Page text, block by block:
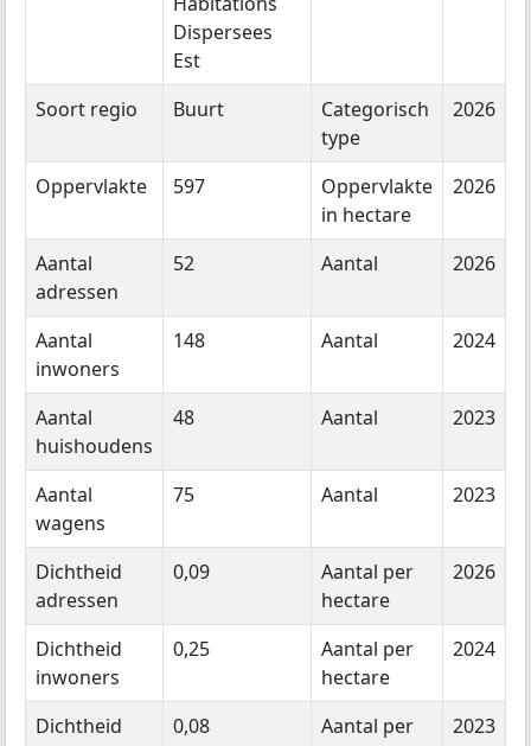
Dispersees
Est
Soort regio Buurt
Categorisch
type
2026
Oppervlakte 597
Oppervlakte
in hectare
2026
Aantal
adressen
52 Aantal 2026
Aantal
inwoners
148 Aantal 2024
Aantal
huishoudens
48 Aantal 2023
Aantal
wagens
75 Aantal 2023
Dichtheid
adressen
0,09
Aantal per
hectare
2026
Dichtheid
inwoners
0,25
Aantal per
hectare
2024
Dichtheid
0,08
Aantal per
2023